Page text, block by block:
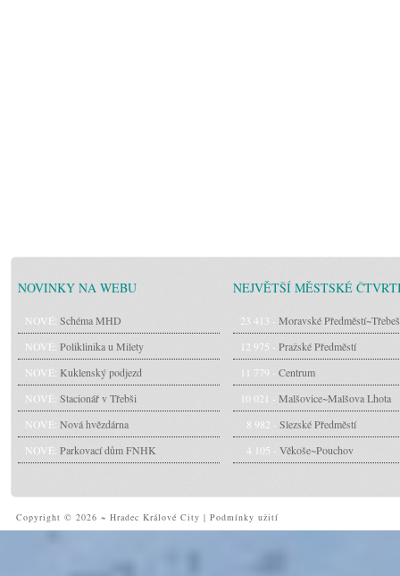
NOVINKY NA WEBU
NOVÉ: Schéma MHD
NOVÉ: Poliklinika u Milety
NOVÉ: Kuklenský podjezd
NOVÉ: Stacionář v Třebši
NOVÉ: Nová hvězdárna
NOVÉ: Parkovací dům FNHK
NEJVĚTŠÍ MĚSTSKÉ
23 413 - Moravské Předměstí~Třebeš
12 975 - Pražské Předměstí
11 779 - Centrum
10 021 - Malšovice~Malšova Lhota
8 982 - Slezské Předměstí
4 105 - Věkoše~Pouchov
Copyright © 2026 ~ Hradec Králové City | Podmínky užití